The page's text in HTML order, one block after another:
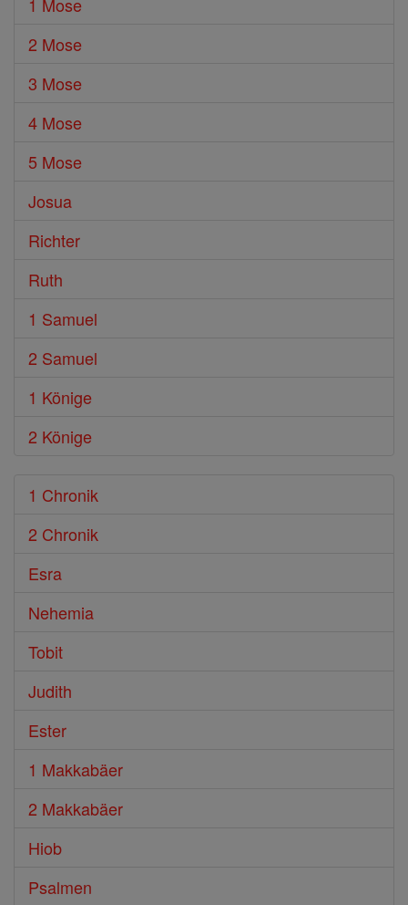
1 Mose
2 Mose
3 Mose
4 Mose
5 Mose
Josua
Richter
Ruth
1 Samuel
2 Samuel
1 Könige
2 Könige
1 Chronik
2 Chronik
Esra
Nehemia
Tobit
Judith
Ester
1 Makkabäer
2 Makkabäer
Hiob
Psalmen